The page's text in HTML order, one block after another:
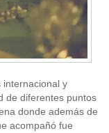
internacional y
de diferentes puntos
donde además de
acompañó fue